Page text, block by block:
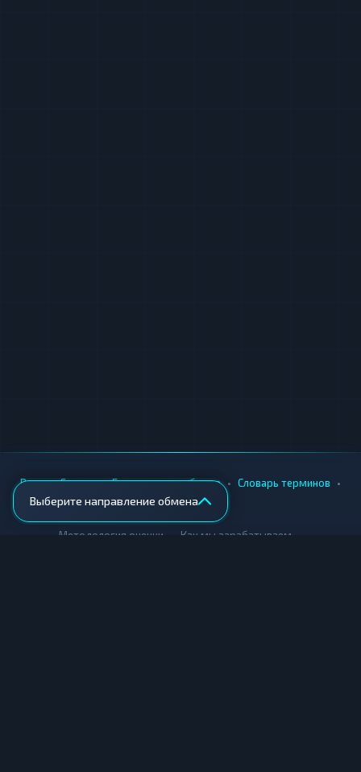
Выберите направление обмена
Вики • Города • Безопасность обмена • Словарь терминов •
AML-проверка
Методология оценки Как мы зарабатываем